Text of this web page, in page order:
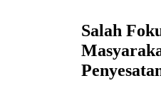
Salah